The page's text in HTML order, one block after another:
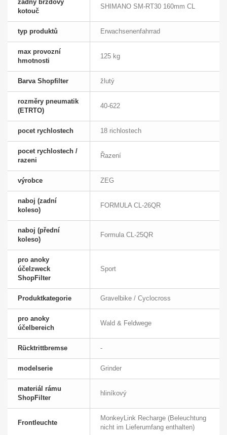
zádny brzdový
kotouč
SHIMANO SM-RT30 160mm CL
typ produktů Erwachsenenfahrrad
max provozní
hmotnosti
125 kg
Barva Shopfilter žlutý
rozměry pneumatik
(ETRTO)
40-622
pocet rychlostech 18 richlostech
pocet rychlostech /
razeni
Řazení
výrobce ZEG
naboj (zadní
koleso)
FORMULA CL-26QR
naboj (přední
koleso)
Formula CL-25QR
pro anoky
účelzweck
ShopFilter
Sport
Produktkategorie Gravelbike / Cyclocross
pro anoky
účelbereich
Wald & Feldwege
Rücktrittbremse -
modelserie Grinder
materiál rámu
ShopFilter
hliníkový
Frontleuchte
MonkeyLink Recharge (Beleuchtung
nicht im Lieferumfang enthalten)